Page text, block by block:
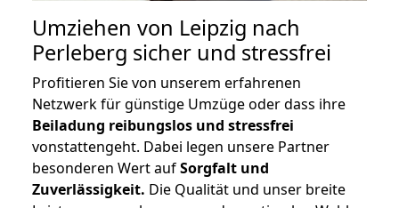
Umziehen von Leipzig nach
Perleberg sicher und stressfrei
Profitieren Sie von unserem erfahrenen
Netzwerk für günstige Umzüge oder dass ihre
Beiladung reibungslos und stressfrei
vonstattengeht. Dabei legen unsere Partner
besonderen Wert aufSorgfalt und
Zuverlässigkeit. Die Qualität und unser breite